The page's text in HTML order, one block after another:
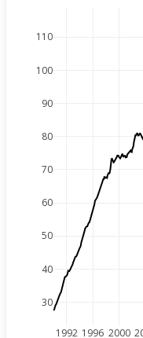
1992 1996 2000
30
40
50
60
70
80
90
100
110